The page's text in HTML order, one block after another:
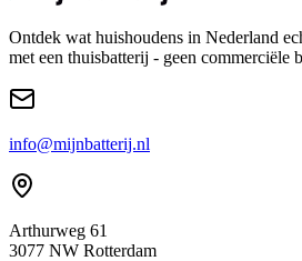
Ontdek wat huishoudens in Nederland
met een thuisbatterij - geen commerciële
info@mijnbatterij.nl
Arthurweg 61
3077 NW Rotterdam